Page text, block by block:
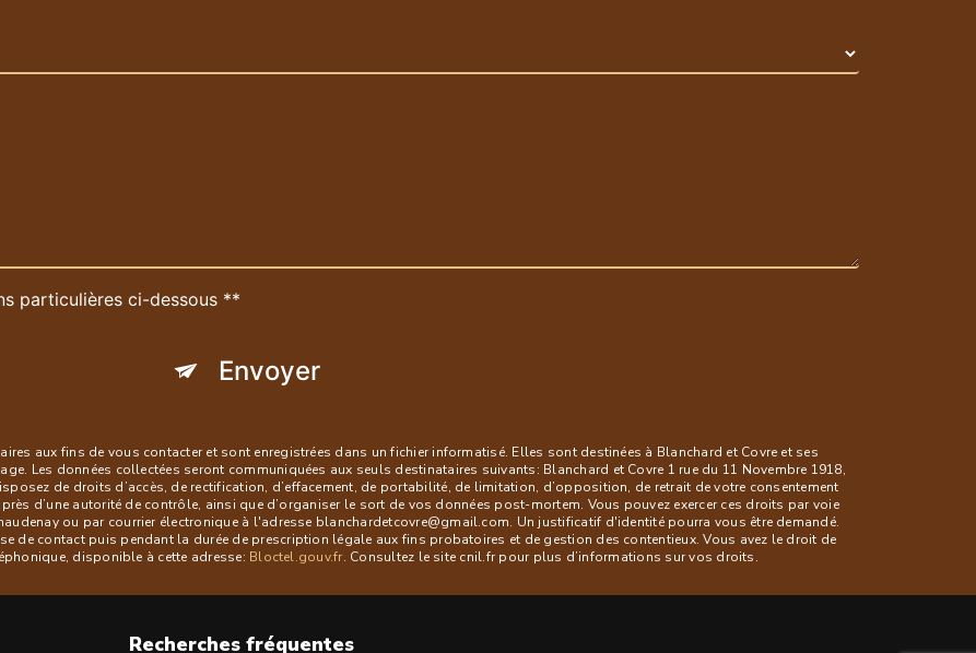
particulières ci-dessous **
Envoyer
aux fins de vous contacter et sont enregistrées dans un fichier informatisé. Elles sont destinées à Blanchard et Covre et ses
Les données collectées seront communiquées aux seuls destinataires suivants: Blanchard et Covre 1 rue du 11 Novembre 1918,
de droits d’accès, de rectification, d’effacement, de portabilité, de limitation, d’opposition, de retrait de votre consentement
d’une autorité de contrôle, ainsi que d’organiser le sort de vos données post-mortem. Vous pouvez exercer ces droits par voie
ou par courrier électronique à l'adresse blanchardetcovre@gmail.com. Un justificatif d'identité pourra vous être demandé.
de contact puis pendant la durée de prescription légale aux fins probatoires et de gestion des contentieux. Vous avez le droit de
disponible à cette adresse: Bloctel.gouv.fr. Consultez le site cnil.fr pour plus d’informations sur vos droits.
Recherches fréquentes